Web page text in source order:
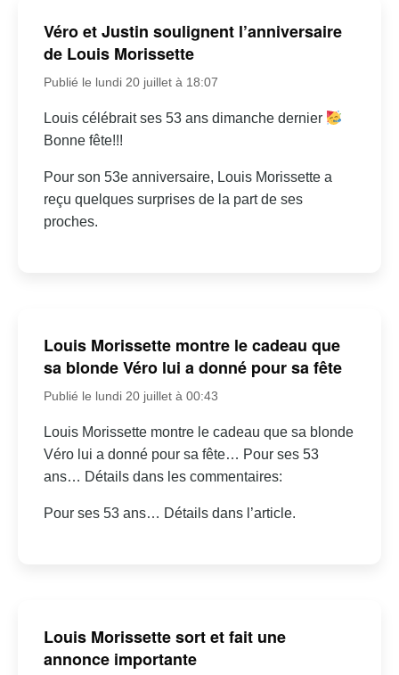
Véro et Justin soulignent l’anniversaire
de Louis Morissette
Publié le lundi 20 juillet à 18:07
Louis célébrait ses 53 ans dimanche dernier
Bonne fête!!!
Pour son 53e anniversaire, Louis Morissette a
reçu quelques surprises de la part de ses
proches.
Louis Morissette montre le cadeau que
sa blonde Véro lui a donné pour sa fête
Publié le lundi 20 juillet à 00:43
Louis Morissette montre le cadeau que sa blonde
Véro lui a donné pour sa fête… Pour ses 53
ans… Détails dans les commentaires:
Pour ses 53 ans… Détails dans l’article.
Louis Morissette sort et fait une
annonce importante